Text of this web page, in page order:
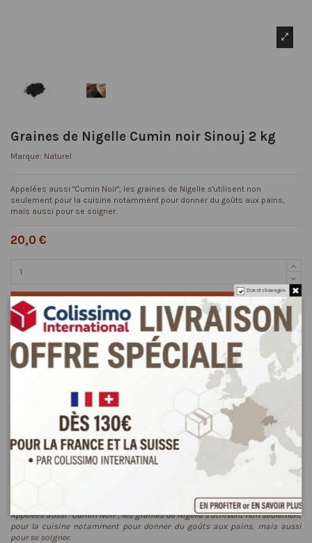
Graines de Nigelle Cumin noir Sinouj 2 kg
Marque: Naturel
Appelées aussi "Cumin Noir", les graines de Nigelle s'utilisent non
seulement pour la cuisine notamment pour donner du goûts aux pains,
mais aussi pour se soigner.
20,0 €
Ajouter au panier
Description
Détails du produit
Appelées aussi "Cumin Noir", les graines de Nigelle s'utilisent non seulement
pour la cuisine notamment pour donner du goûts aux pains, mais aussi
pour se soigner.
Do not show again.